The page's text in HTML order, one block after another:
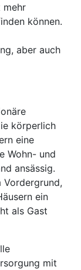
mehr
können.
aber auch
körperlich
eine
Wohn- und
ansässig.
Vordergrund,
ein
als Gast
mit